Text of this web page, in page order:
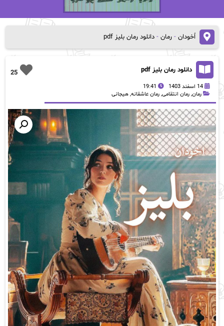
اُخودان- رمان- دانلود رمان بلیز pdf
25 دانلود رمان بلیز pdf
14 اسفند 1403
19:41
رمان, رمان انتقامی, رمان عاشقانه, هیجانی